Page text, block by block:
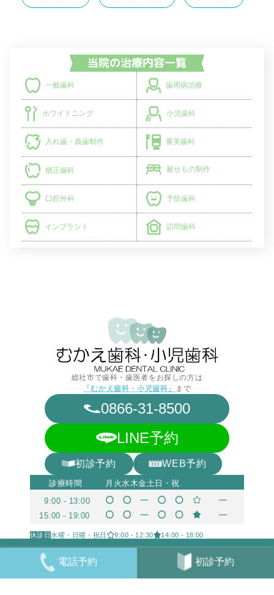
一般歯科 歯周病治療
ホワイトニング 小児歯科
入れ歯・義歯制作 審美歯科
矯正歯科 被せもの制作
口腔外科 予防歯科
インプラント 訪問歯科
総社市で歯科・歯医者をお探しの方は
「むかえ歯科・小児歯科」
まで
0866-31-8500
LINE予約
初診予約 WEB予約
診療時間 月 火 水 木金 土 日・祝
9:00 - 13:00
15:00 - 19:00
月曜・火曜・木曜・金曜は9:00 - 13:00、15:00 - 19:00
休診日水曜・日曜・祝日 9:00 - 12:30 14:00 - 18:00
© 2026 総社市の歯医者 むかえ歯科・小児歯科
電話予約 初診予約